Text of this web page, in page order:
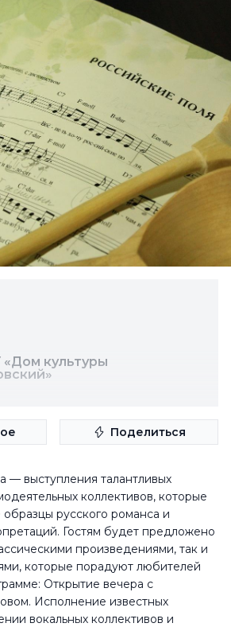
культуры
Поделиться
— выступления талантливых
коллективов, которые
русского романса и
Гостям будет предложено
произведениями, так и
которые порадуют любителей
Открытие вечера с
Исполнение известных
вокальных коллективов и